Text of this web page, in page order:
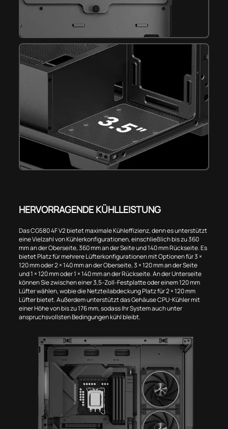
HERVORRAGENDE KÜHLLEISTUNG
Das CG580 4F V2 bietet maximale Kühleffizienz, denn es unterstützt
eine Vielzahl von Kühlerkonfigurationen, einschließlich bis zu 360
mm an der Oberseite, 360 mm an der Seite und 140 mm Rückseite. Es
bietet Platz für mehrere Lüfterkonfigurationen mit Optionen für 3 ×
120 mm oder 2 × 140 mm an der Oberseite, 3 × 120 mm an der Seite
und 1 × 120 mm oder 1 × 140 mm an der Rückseite. An der Unterseite
können Sie zwischen einer 3,5-Zoll-Festplatte oder einem 120 mm
Lüfter wählen, wobie die Netzteilabdeckung Platz für 2 × 120 mm
Lüfter bietet. Außerdem unterstützt das Gehäuse CPU-Kühler mit
einer Höhe von bis zu 176 mm, sodass Ihr System auch unter
anspruchsvollsten Bedingungen kühl bleibt.